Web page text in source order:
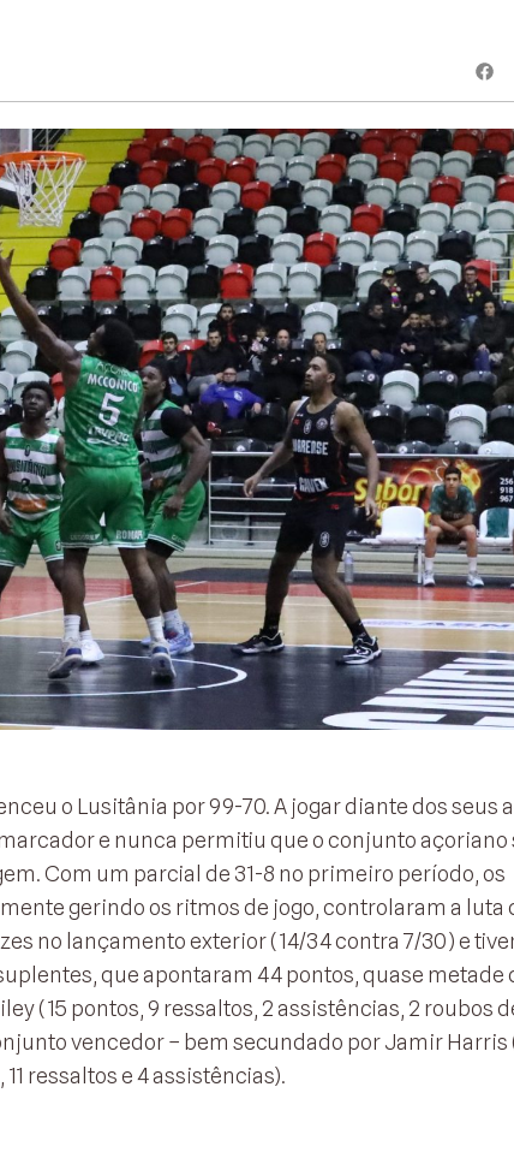
o Lusitânia por 99-70. A jogar diante dos seus
e nunca permitiu que o conjunto açoriano
Com um parcial de 31-8 no primeiro período, os
gerindo os ritmos de jogo, controlaram a luta
no lançamento exterior (14/34 contra 7/30) e
que apontaram 44 pontos, quase metade
(15 pontos, 9 ressaltos, 2 assistências, 2 roubos
vencedor – bem secundado por Jamir Harris
ressaltos e 4 assistências).